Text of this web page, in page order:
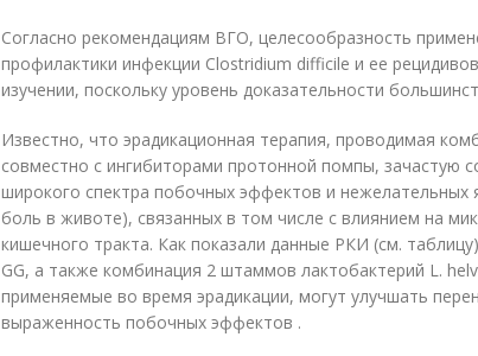
Согласно рекомендациям ВГО, целесообразность
профилактики инфекции Clostridium difficile и ее
изучении, поскольку уровень доказательности
Известно, что эрадикационная терапия, проводимая
совместно с ингибиторами протонной помпы, зачастую
широкого спектра побочных эффектов и нежелательных
боль в животе), связанных в том числе с влиянием на
кишечного тракта. Как показали данные РКИ (см.
GG, а также комбинация 2 штаммов лактобактерий L.
применяемые во время эрадикации, могут улучшать
выраженность побочных эффектов .